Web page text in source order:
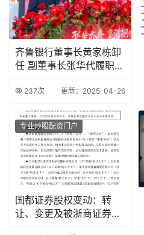
齐鲁银行董事长黄家栋卸
任 副董事长张华代履职
237次 更新：2025-04-26
专业炒股配资门户
国都证券股权变动：转
让、变更及被浙商证券收